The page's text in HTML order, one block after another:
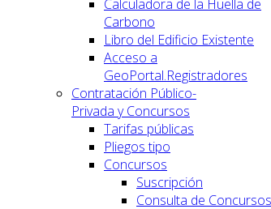
Calculadora de la Huella de
Carbono
Libro del Edificio Existente
Acceso a
GeoPortal.Registradores
Contratación Público-
Privada y Concursos
Tarifas públicas
Pliegos tipo
Concursos
Suscripción
Consulta de Concursos